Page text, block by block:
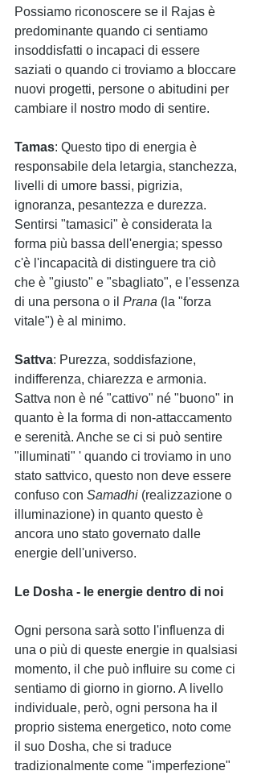
Possiamo riconoscere se il Rajas è
predominante quando ci sentiamo
insoddisfatti o incapaci di essere
saziati o quando ci troviamo a bloccare
nuovi progetti, persone o abitudini per
cambiare il nostro modo di sentire.
Tamas: Questo tipo di energia è
responsabile dela letargia, stanchezza,
livelli di umore bassi, pigrizia,
ignoranza, pesantezza e durezza.
Sentirsi "tamasici" è considerata la
forma più bassa dell'energia; spesso
c'è l'incapacità di distinguere tra ciò
che è "giusto" e "sbagliato", e l'essenza
di una persona o il Prana (la "forza
vitale") è al minimo.
Sattva: Purezza, soddisfazione,
indifferenza, chiarezza e armonia.
Sattva non è né "cattivo" né "buono" in
quanto è la forma di non-attaccamento
e serenità. Anche se ci si può sentire
"illuminati" ' quando ci troviamo in uno
stato sattvico, questo non deve essere
confuso con Samadhi (realizzazione o
illuminazione) in quanto questo è
ancora uno stato governato dalle
energie dell'universo.
Le Dosha - le energie dentro di noi
Ogni persona sarà sotto l'influenza di
una o più di queste energie in qualsiasi
momento, il che può influire su come ci
sentiamo di giorno in giorno. A livello
individuale, però, ogni persona ha il
proprio sistema energetico, noto come
il suo Dosha, che si traduce
tradizionalmente come "imperfezione"